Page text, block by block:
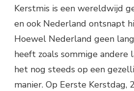
Kerstmis is een wereldwijd
en ook Nederland ontsnapt
Hoewel Nederland geen
heeft zoals sommige andere
het nog steeds op een
manier. Op Eerste Kerstdag,